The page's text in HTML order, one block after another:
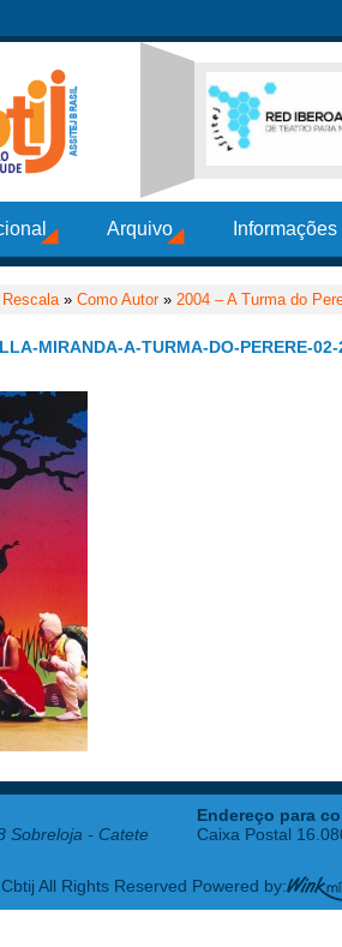
Arquivo
» Como Autor» 2004 – A Turma do
MIRANDA-A-TURMA-DO-PERERE-
Sobreloja - Catete
Endereço para
Caixa Postal
All Rights Reserved Powered by: